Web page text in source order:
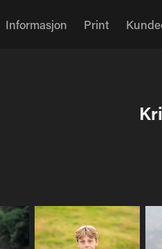
Informasjon Print